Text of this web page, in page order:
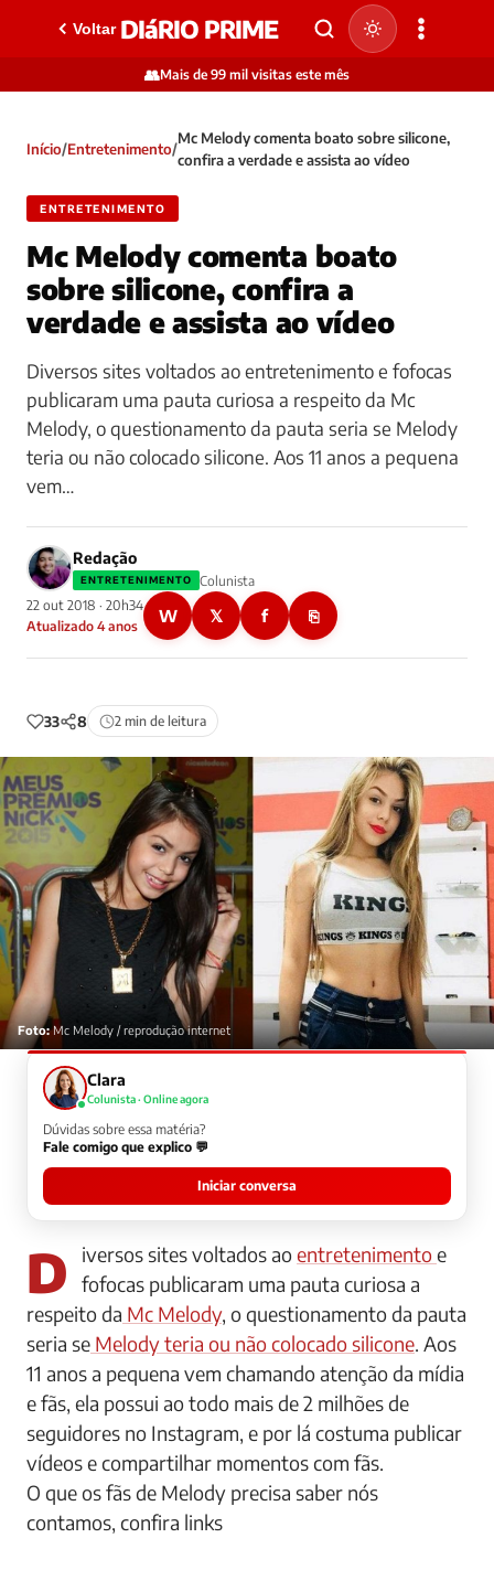
Voltar DIáRIO PRIME
👥Mais de 99 mil visitas este mês
Início/Entretenimento/
Mc Melody comenta boato sobre silicone,
confira a verdade e assista ao vídeo
ENTRETENIMENTO
Mc Melody comenta boato
sobre silicone, confira a
verdade e assista ao vídeo
Diversos sites voltados ao entretenimento e fofocas
publicaram uma pauta curiosa a respeito da Mc
Melody, o questionamento da pauta seria se Melody
teria ou não colocado silicone. Aos 11 anos a pequena
vem…
Redação
ENTRETENIMENTO
Colunista
22 out 2018 · 20h34
Atualizado 4 anos
W 𝕏 f ⎘
33 8 2 min de leitura
Foto:Mc Melody / reprodução internet
Clara
Colunista · Online agora
Dúvidas sobre essa matéria?
Fale comigo que explico 💬
Iniciar conversa
Diversos sites voltados aoentretenimentoe
fofocas publicaram uma pauta curiosa a
respeito da Mc Melody, o questionamento da pauta
seria se Melody teria ou não colocado silicone. Aos
11 anos a pequena vem chamando atenção da mídia
e fãs, ela possui ao todo mais de 2 milhões de
seguidores no Instagram, e por lá costuma publicar
vídeos e compartilhar momentos com fãs.
O que os fãs de Melody precisa saber nós
contamos, confira links